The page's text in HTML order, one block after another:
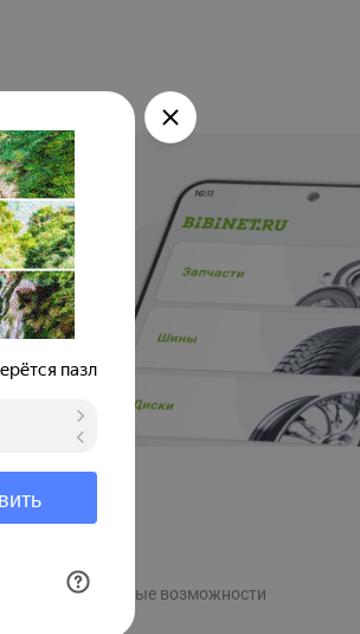
Рекламные возможности